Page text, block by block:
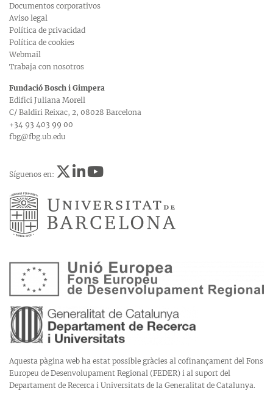
Documentos corporativos
Aviso legal
Política de privacidad
Política de cookies
Webmail
Trabaja con nosotros
Fundació Bosch i Gimpera
Edifici Juliana Morell
C/ Baldiri Reixac, 2, 08028 Barcelona
+34 93 403 99 00
fbg@fbg.ub.edu
Síguenos en:
Aquesta pàgina web ha estat possible gràcies al cofinançament del Fons
Europeu de Desenvolupament Regional (FEDER) i al suport del
Departament de Recerca i Universitats de la Generalitat de Catalunya.